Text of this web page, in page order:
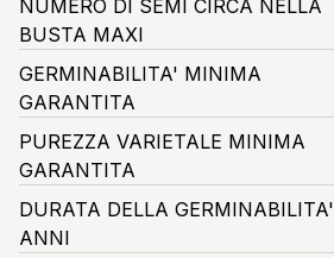
NUMERO DI SEMI CIRCA NELLA
BUSTA MAXI
GERMINABILITA' MINIMA
GARANTITA
PUREZZA VARIETALE MINIMA
GARANTITA
DURATA DELLA GERMINABILITA'
ANNI